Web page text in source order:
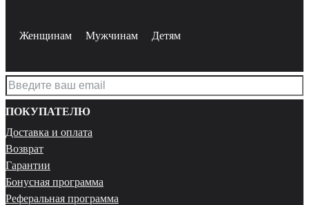
Женщинам Мужчинам Детям
ПОКУПАТЕЛЮ
Доставка и оплата
Возврат
Гарантии
Бонусная программа
Реферальная программа